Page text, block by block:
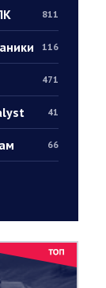
811
116
471
41
66